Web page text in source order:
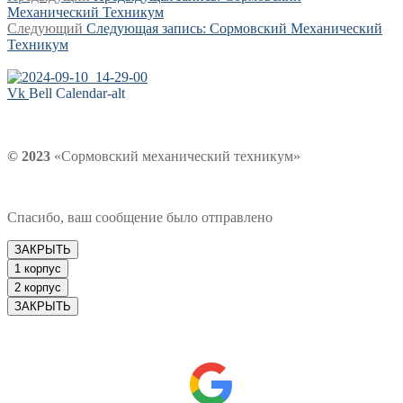
Механический Техникум
Следующий Следующая запись: Сормовский Механический
Техникум
Vk Bell Calendar-alt
© 2023 «Сормовский механический техникум»
Спасибо, ваш сообщение было отправлено
ЗАКРЫТЬ
1 корпус
2 корпус
ЗАКРЫТЬ